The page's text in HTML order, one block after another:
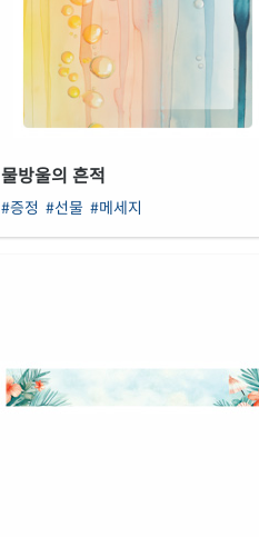
물방울의 흔적
#증정 #선물 #메세지